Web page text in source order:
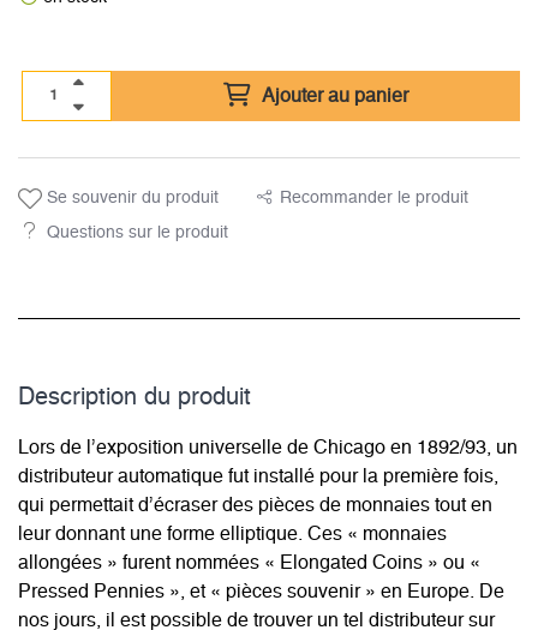
Ajouter au panier
Se souvenir du produit Recommander le produit
Questions sur le produit
Description du­ produit
Lors de l’exposition universelle de Chicago en 1892/93, un
distributeur automatique fut installé pour la première fois,
qui permettait d’écraser des pièces de monnaies tout en
leur donnant une forme elliptique. Ces « monnaies
allongées » furent nommées « Elongated Coins » ou «
Pressed Pennies », et « pièces souvenir » en Europe. De
nos jours, il est possible de trouver un tel distributeur sur